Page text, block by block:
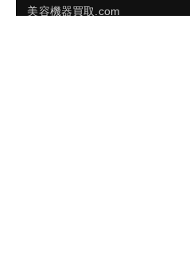
美容機器買取.com